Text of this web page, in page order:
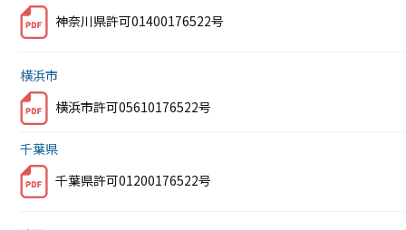
神奈川県許可01400176522号
横浜市
横浜市許可05610176522号
千葉県
千葉県許可01200176522号